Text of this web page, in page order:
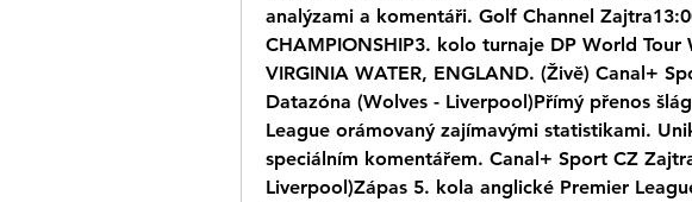
analýzami a komentáři. Golf Channel
CHAMPIONSHIP3. kolo turnaje DP World Tour
VIRGINIA WATER, ENGLAND. (Živě) Canal+
Datazóna (Wolves - Liverpool)Přímý přenos
League orámovaný zajímavými statistikami.
speciálním komentářem. Canal+ Sport CZ
Liverpool)Zápas 5. kola anglické Premier